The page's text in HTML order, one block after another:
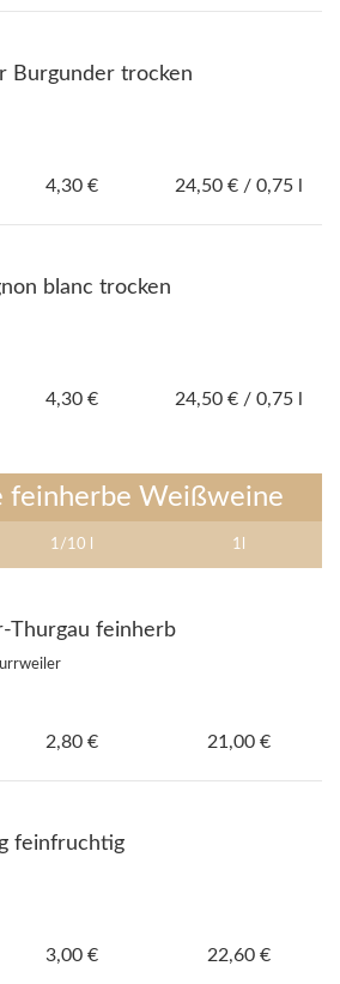
Burgunder trocken
4,30 € 24,50 € / 0,75 l
blanc trocken
4,30 € 24,50 € / 0,75 l
feinherbe Weißweine
1/10 l 1l
Thurgau feinherb
2,80 € 21,00 €
feinfruchtig
3,00 € 22,60 €